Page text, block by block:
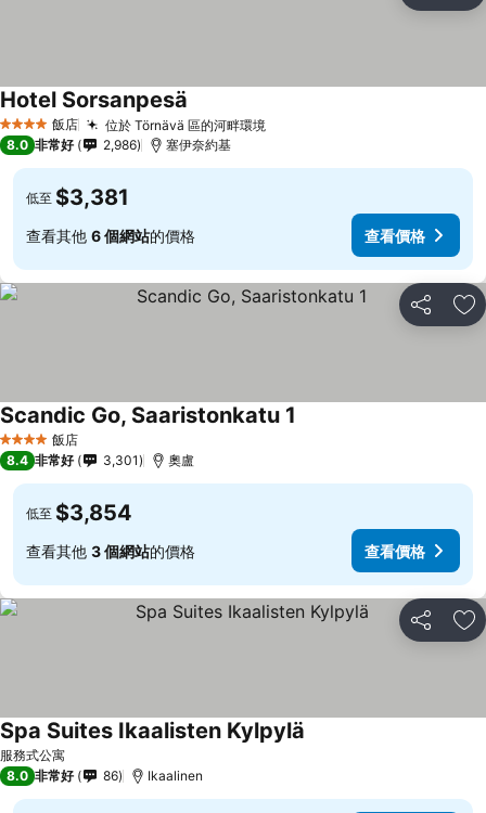
4 星級 飯店 位於 Törnävä 區的河畔環境
Hotel Sorsanpesä
8.0 非常好 2,986 塞伊奈約基
低至 $3,381
查看其他 6 個網站的價格 查看價格
分享 加
4 星級 飯店
Scandic Go, Saaristonkatu 1
8.4 非常好 3,301 奧盧
低至 $3,854
查看其他 3 個網站的價格 查看價格
分享 加
服務式公寓
Spa Suites Ikaalisten Kylpylä
8.0 非常好 86 Ikaalinen